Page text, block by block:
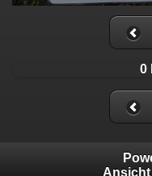
0
Ansicht